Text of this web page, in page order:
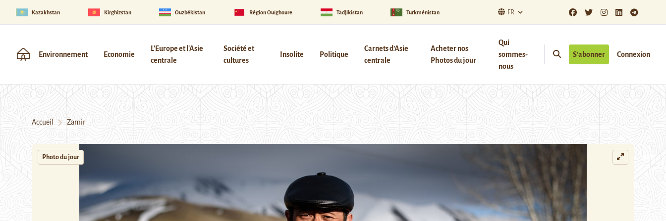
Kazakhstan Kirghizstan Ouzbékistan Région Ouïghoure Tadjikistan Turkménistan FR
Environnement Economie
L'Europe et l'Asie
centrale
Société et
cultures
Insolite Politique
Carnets d’Asie
centrale
Acheter nos
Photos du jour
Qui
sommes-
nous
S’abonner Connexion
Accueil Zamir
Photo du jour